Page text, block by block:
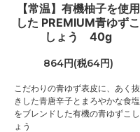
【常温】有機柚子を使用
した PREMIUM青ゆずこ
しょう 40g
864円(税64円)
こだわりの青ゆず表皮に、あく抜
きした青唐辛子とまろやかな食塩
をブレンドした有機の青ゆずこし
ょう